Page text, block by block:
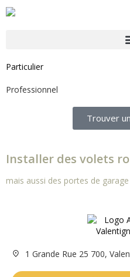
Particulier
Professionnel
Trouver
Installer des volets
mais aussi des portes de
1 Grande Rue 25 700,